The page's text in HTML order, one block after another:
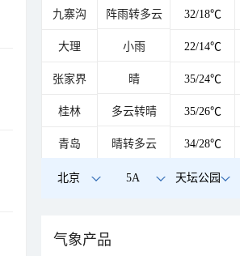
九寨沟 阵雨转多云 32/18℃
大理 小雨 22/14℃
张家界 晴 35/24℃
桂林 多云转晴 35/26℃
青岛 晴转多云 34/28℃
北京 5A 天坛公园
气象产品